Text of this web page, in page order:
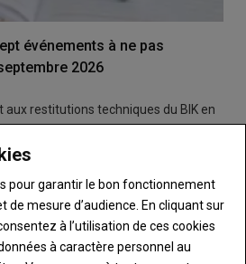
événements à ne pas
2026
aux restitutions techniques du BIK en
2024
à vendre
pour garantir le bon fonctionnement
de mesure d’audience. En cliquant sur
à l’utilisation de ces cookies
à caractère personnel au